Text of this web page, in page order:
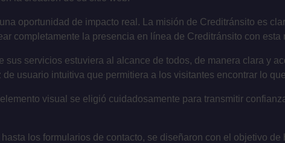
oportunidad de impacto real. La misión de Creditránsito es
completamente la presencia en línea de Creditránsito con esta
servicios estuviera al alcance de todos, de manera clara y
usuario intuitiva que permitiera a los visitantes encontrar lo
visual se eligió cuidadosamente para transmitir
los formularios de contacto, se diseñaron con el objetivo